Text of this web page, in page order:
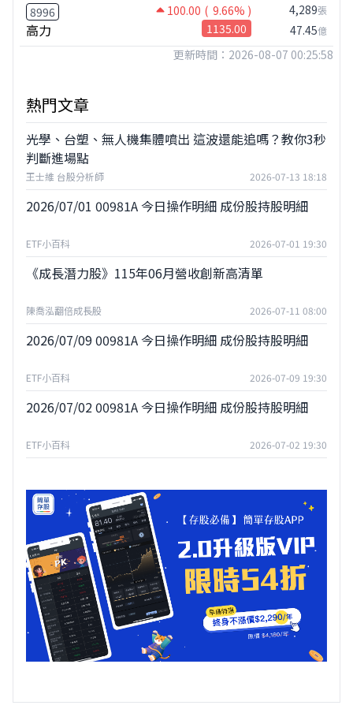
8996 100.00 ( 9.66% )
高力 1135.00
4,289張
47.45億
更新時間：2026-08-07 00:25:58
熱門文章
光學、台塑、無人機集體噴出 這波還能追嗎？教你3秒
判斷進場點
王士維 台股分析師 2026-07-13 18:18
2026/07/01 00981A 今日操作明細 成份股持股明細
ETF小百科 2026-07-01 19:30
《成長潛力股》115年06月營收創新高清單
陳喬泓翻倍成長股 2026-07-11 08:00
2026/07/09 00981A 今日操作明細 成份股持股明細
ETF小百科 2026-07-09 19:30
2026/07/02 00981A 今日操作明細 成份股持股明細
ETF小百科 2026-07-02 19:30